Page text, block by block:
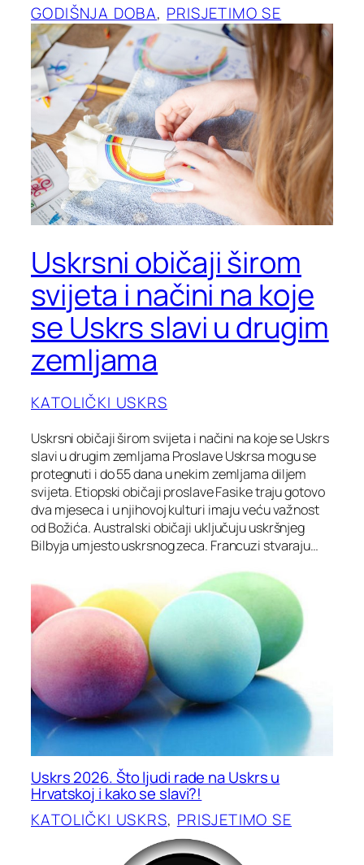
GODIŠNJA DOBA, PRISJETIMO SE
Uskrsni običaji širom
svijeta i načini na koje
se Uskrs slavi u drugim
zemljama
KATOLIČKI USKRS
Uskrsni običaji širom svijeta i načini na koje se Uskrs
slavi u drugim zemljama Proslave Uskrsa mogu se
protegnuti i do 55 dana u nekim zemljama diljem
svijeta. Etiopski običaji proslave Fasike traju gotovo
dva mjeseca i u njihovoj kulturi imaju veću važnost
od Božića. Australski običaji uključuju uskršnjeg
Bilbyja umjesto uskrsnog zeca. Francuzi stvaraju…
Uskrs 2026. Što ljudi rade na Uskrs u
Hrvatskoj i kako se slavi?!
KATOLIČKI USKRS, PRISJETIMO SE